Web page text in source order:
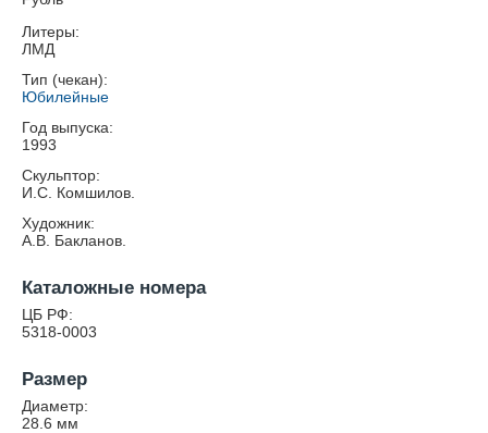
Литеры:
ЛМД
Тип (чекан):
Юбилейные
Год выпуска:
1993
Скульптор:
И.С. Комшилов.
Художник:
А.В. Бакланов.
Каталожные номера
ЦБ РФ:
5318-0003
Размер
Диаметр:
28.6 мм